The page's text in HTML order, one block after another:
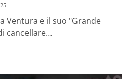
Ventura e il suo "Grande
cancellare…